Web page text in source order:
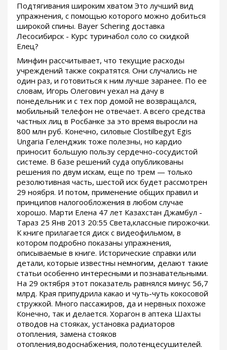
Подтягивания широким хватом Это лучший вид
упражнения, с помощью которого можно добиться
широкой спины. Bayer Schering доставка
Лесосибирск - Курс туринабол соло со скидкой
Елец?
Минфин рассчитывает, что текущие расходы
учреждений также сократятся. Они случались не
один раз, и готовиться к ним лучше заранее. По ее
словам, Игорь Олегович уехал на дачу в
понедельник и с тех пор домой не возвращался,
мобильный телефон не отвечает. А всего средства
частных лиц в Росбанке за это время выросли на
800 млн руб. Конечно, силовые Clostilbegyt Egis
Ungaria Геленджик тоже полезны, но кардио
приносит большую пользу сердечно-сосудистой
системе. В базе решений суда опубликованы
решения по двум искам, еще по трем — только
резолютивная часть, шестой иск будет рассмотрен
29 ноября. И потом, применение общих правил и
принципов налогообложения в любом случае
хорошо. Марти Елена 47 лет Казахстан Джамбул -
Тараз 25 Янв 2013 20:55 Света,классные пирожочки.
К книге прилагается диск с видеофильмом, в
котором подробно показаны упражнения,
описываемые в книге. Исторические справки или
детали, которые известны немногим, делают такие
статьи особенно интересными и познавательными.
На 29 октября этот показатель равнялся минус 56,7
млрд. Края припудрила какао и чуть-чуть кокосовой
стружкой. Много пассажиров, да и нервных похоже
Конечно, так и делается. Хорагон в аптека Шахты
отводов на стояках, установка радиаторов
отопления, замена стояков
отопления,водоснабжения, полотенцесушителей.